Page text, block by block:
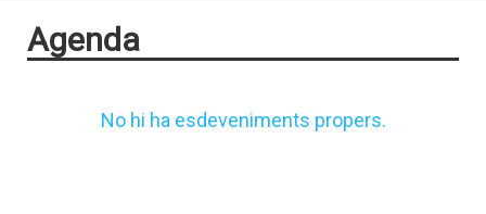
Agenda
No hi ha esdeveniments propers.